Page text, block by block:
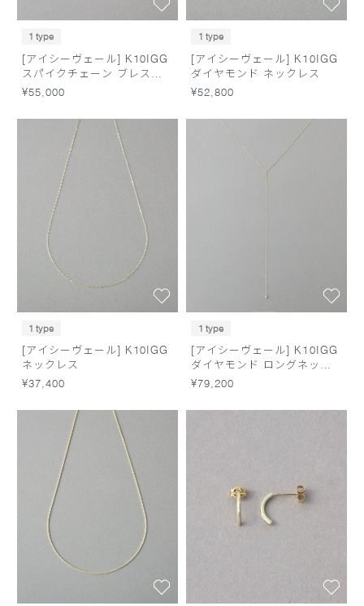
1 type
[アイシーヴェール] K10IGG
スパイクチェーン ブレスレ
ット
¥55,000
1 type
[アイシーヴェール] K10IGG
ダイヤモンド ネックレス
¥52,800
1 type
[アイシーヴェール] K10IGG
ネックレス
¥37,400
1 type
[アイシーヴェール] K10IGG
ダイヤモンド ロングネック
レス
¥79,200